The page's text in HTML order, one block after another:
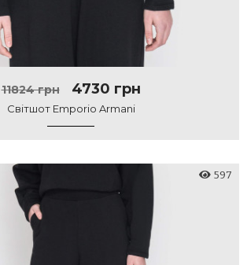
11824 грн 4730 грн
Світшот Emporio Armani
597